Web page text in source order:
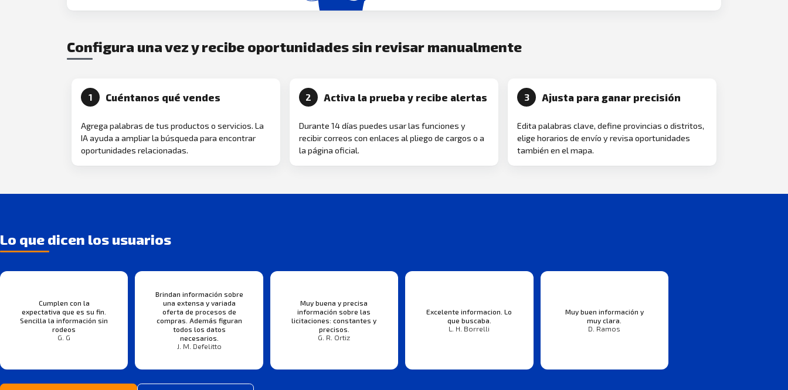
Configura una vez y recibe oportunidades sin revisar manualmente
1 Cuéntanos qué vendes
Agrega palabras de tus productos o servicios. La
IA ayuda a ampliar la búsqueda para encontrar
oportunidades relacionadas.
2 Activa la prueba y recibe alertas
Durante 14 días puedes usar las funciones y
recibir correos con enlaces al pliego de cargos o a
la página oficial.
3 Ajusta para ganar precisión
Edita palabras clave, define provincias o distritos,
elige horarios de envío y revisa oportunidades
también en el mapa.
Lo que dicen los usuarios
Cumplen con la
expectativa que es su fin.
Sencilla la información sin
rodeos
G. G
Brindan información sobre
una extensa y variada
oferta de procesos de
compras. Además figuran
todos los datos
necesarios.
J. M. Defelitto
Muy buena y precisa
información sobre las
licitaciones: constantes y
precisos.
G. R. Ortiz
Excelente informacion. Lo
que buscaba.
L. H. Borrelli
Muy buen información y
muy clara.
D. Ramos